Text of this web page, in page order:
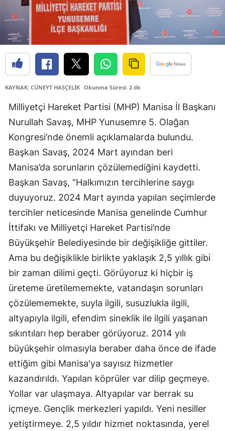
KAYNAK: CÜNEYT HASÇELİK Okunma Süresi: 2 dk
Milliyetçi Hareket Partisi (MHP) Manisa İl Başkanı
Nurullah Savaş, MHP Yunusemre 5. Olağan
Kongresi’nde önemli açıklamalarda bulundu.
Başkan Savaş, 2024 Mart ayından beri
Manisa’da sorunların çözülemediğini kaydetti.
Başkan Savaş, “Halkımızın tercihlerine saygı
duyuyoruz. 2024 Mart ayında yapılan seçimlerde
tercihler neticesinde Manisa genelinde Cumhur
İttifakı ve Milliyetçi Hareket Partisi’nde
Büyükşehir Belediyesinde bir değişikliğe gittiler.
Ama bu değişiklikle birlikte yaklaşık 2,5 yıllık gibi
bir zaman dilimi geçti. Görüyoruz ki hiçbir iş
üreteme üretilememekte, vatandaşın sorunları
çözülememekte, suyla ilgili, susuzlukla ilgili,
altyapıyla ilgili, efendim sineklik ile ilgili yaşanan
sıkıntıları hep beraber görüyoruz. 2014 yılı
büyükşehir olmasıyla beraber daha önce de ifade
ettiğim gibi Manisa'ya sayısız hizmetler
kazandırıldı. Yapılan köprüler var dilip geçmeye.
Yollar var ulaşmaya. Altyapılar var berrak su
içmeye. Gençlik merkezleri yapıldı. Yeni nesiller
yetiştirmeye. 2,5 yıldır hizmet noktasında, yerel